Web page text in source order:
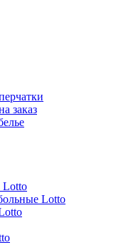
заказ
Lotto
Lotto